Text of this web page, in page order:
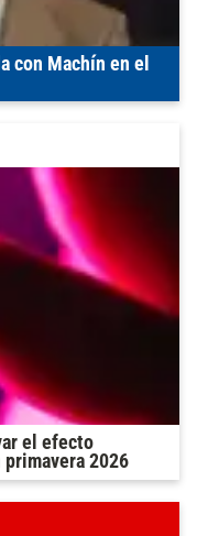
con Machín en el
el efecto
2026